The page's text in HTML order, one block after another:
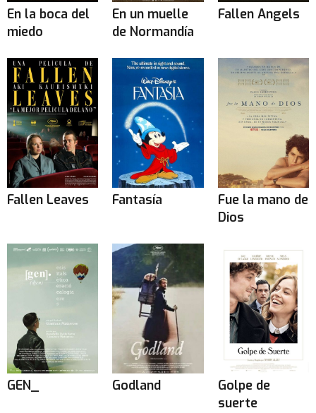
En la boca del
miedo
En un muelle
de Normandía
Fallen Angels
Fallen Leaves Fantasía
Fue la mano de
Dios
GEN_ Godland
Golpe de
suerte